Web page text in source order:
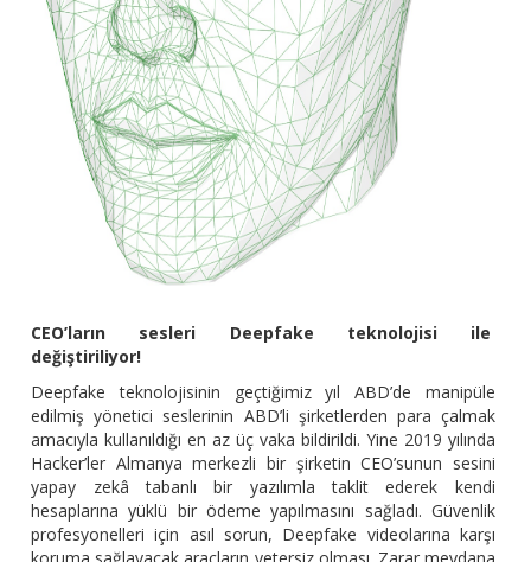
CEO’ların sesleri Deepfake teknolojisi ile
değiştiriliyor!
Deepfake teknolojisinin geçtiğimiz yıl ABD’de manipüle
edilmiş yönetici seslerinin ABD’li şirketlerden para çalmak
amacıyla kullanıldığı en az üç vaka bildirildi. Yine 2019 yılında
Hacker’ler Almanya merkezli bir şirketin CEO’sunun sesini
yapay zekâ tabanlı bir yazılımla taklit ederek kendi
hesaplarına yüklü bir ödeme yapılmasını sağladı. Güvenlik
profesyonelleri için asıl sorun, Deepfake videolarına karşı